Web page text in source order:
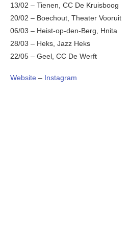
13/02 – Tienen, CC De Kruisboog
20/02 – Boechout, Theater Vooruit
06/03 – Heist-op-den-Berg, Hnita
28/03 – Heks, Jazz Heks
22/05 – Geel, CC De Werft
Website – Instagram